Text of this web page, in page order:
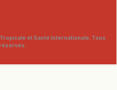
et Santé Internationale. Tous